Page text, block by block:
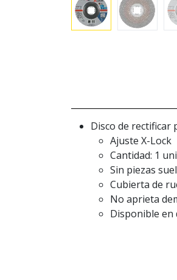
Disco de rectificar
Ajuste X-Lock
Cantidad: 1
Sin piezas
Cubierta de
No aprieta
Disponible en